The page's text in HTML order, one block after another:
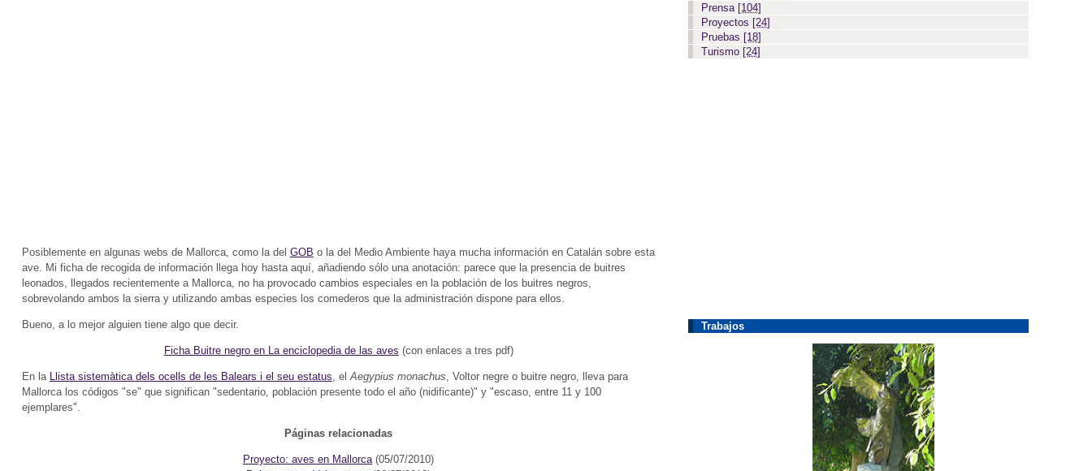
Posiblemente en algunas webs de Mallorca, como la del GOB o la del Medio Ambiente haya mucha información en Catalán sobre esta
ave. Mi ficha de recogida de información llega hoy hasta aquí, añadiendo sólo una anotación: parece que la presencia de buitres
leonados, llegados recientemente a Mallorca, no ha provocado cambios especiales en la población de los buitres negros,
sobrevolando ambos la sierra y utilizando ambas especies los comederos que la administración dispone para ellos.
Bueno, a lo mejor alguien tiene algo que decir.
Ficha Buitre negro en La enciclopedia de las aves (con enlaces a tres pdf)
En la Llista sistemàtica dels ocells de les Balears i el seu estatus, elAegypius monachus, Voltor negre o buitre negro, lleva para
Mallorca los códigos "se" que significan "sedentario, población presente todo el año (nidificante)" y "escaso, entre 11 y 100
ejemplares".
Páginas relacionadas
Proyecto: aves en Mallorca(05/07/2010)
Prensa [104]
Proyectos [24]
Pruebas [18]
Turismo [24]
Trabajos